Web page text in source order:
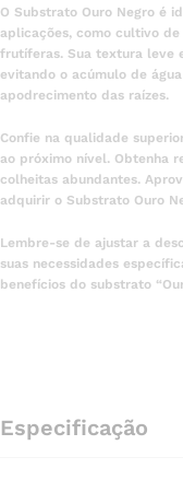
O Substrato Ouro Negro é
aplicações, como cultivo
frutíferas. Sua textura leve
evitando o acúmulo de
apodrecimento das raízes.
Confie na qualidade
ao próximo nível. Obtenha
colheitas abundantes.
adquirir o Substrato Ouro
Lembre-se de ajustar a
suas necessidades
benefícios do substrato
Especificação